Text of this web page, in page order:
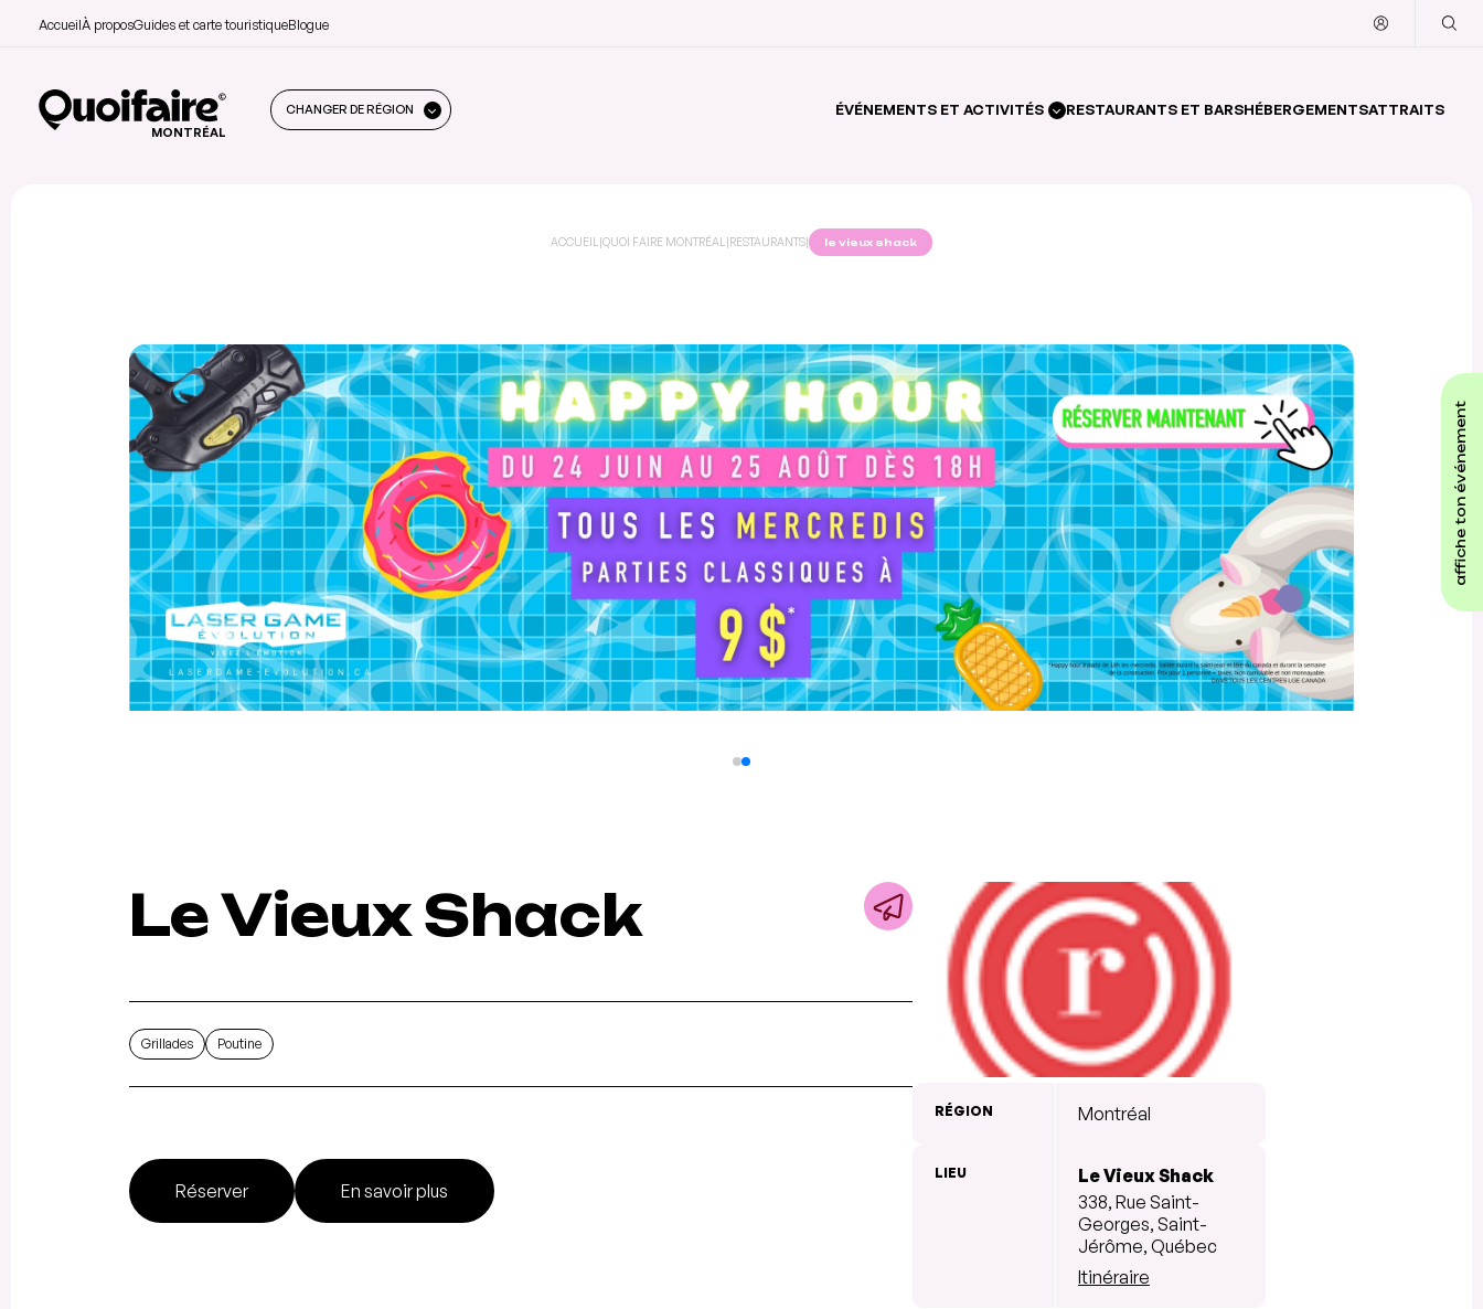
AccueilÀ proposGuides et carte touristiqueBlogue
MONTRÉAL
CHANGER DE RÉGION ÉVÉNEMENTS ET ACTIVITÉS RESTAURANTS ET BARSHÉBERGEMENTSATTRAITS
affiche ton événement
ACCUEIL |QUOI FAIRE MONTRÉAL |RESTAURANTS| le vieux shack
Le Vieux Shack
Grillades Poutine
Réserver En savoir plus
RÉGION Montréal
LIEU
Le Vieux Shack
338, Rue Saint-
Georges, Saint-
Jérôme, Québec
Itinéraire